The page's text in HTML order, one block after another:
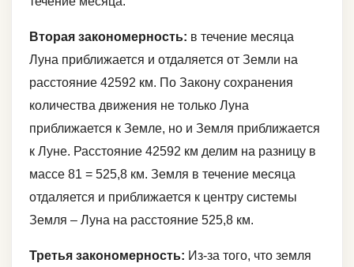
Вторая закономерность: в течение месяца
Луна приближается и отдаляется от Земли на
расстояние 42592 км. По Закону сохранения
количества движения не только Луна
приближается к Земле, но и Земля приближается
к Луне. Расстояние 42592 км делим на разницу в
массе 81 = 525,8 км. Земля в течение месяца
отдаляется и приближается к центру системы
Земля – Луна на расстояние 525,8 км.
Третья закономерность: Из-за того, что земля